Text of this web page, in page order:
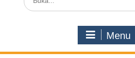
for:
Menu